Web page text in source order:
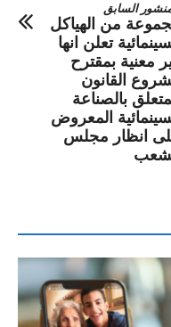
السابق
من الهياكل
تعلن انها
معنية بمقترح
القانون
بالصناعة
المعروض
انظار مجلس